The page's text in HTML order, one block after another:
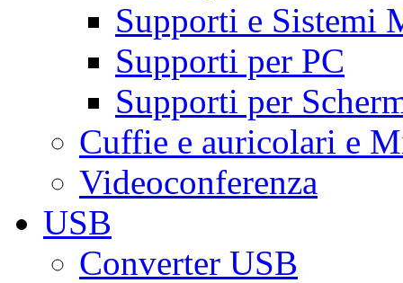
Supporti e Sistemi
Supporti per PC
Supporti per
Cuffie e auricolari e
Videoconferenza
USB
Converter USB